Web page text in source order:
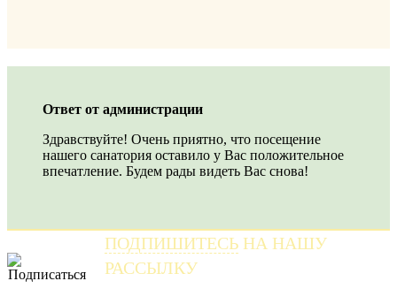
Ответ от администрации
Здравствуйте! Очень приятно, что посещение
нашего санатория оставило у Вас положительное
впечатление. Будем рады видеть Вас снова!
ПОДПИШИТЕСЬ НА НАШУ
РАССЫЛКУ